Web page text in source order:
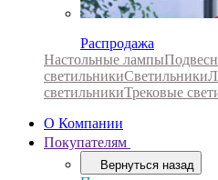
Распродажа
Настольные лампы
светильникиСветильники
светильникиТрековые
О Компании
Покупателям
Вернуться назад